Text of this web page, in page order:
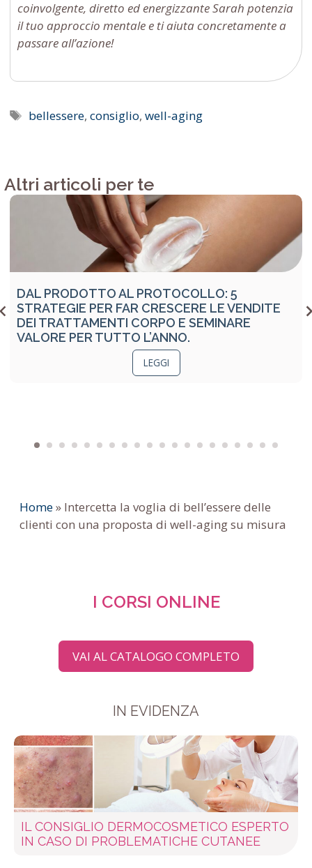
coinvolgente, diretto ed energizzante Sarah potenzia
il tuo approccio mentale e ti aiuta concretamente a
passare all’azione!
Tag
bellessere,consiglio,well-aging
Altri articoli per te
DAL PRODOTTO AL PROTOCOLLO: 5
STRATEGIE PER FAR CRESCERE LE VENDITE
DEI TRATTAMENTI CORPO E SEMINARE
VALORE PER TUTTO L’ANNO.
LEGGI
Home» Intercetta la voglia di bell’essere delle
clienti con una proposta di well-aging su misura
I CORSI ONLINE
VAI AL CATALOGO COMPLETO
IN EVIDENZA
IL CONSIGLIO DERMOCOSMETICO ESPERTO
IN CASO DI PROBLEMATICHE CUTANEE